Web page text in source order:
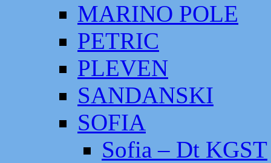
MARINO POLE
PETRIC
PLEVEN
SANDANSKI
SOFIA
Sofia – Dt KGST